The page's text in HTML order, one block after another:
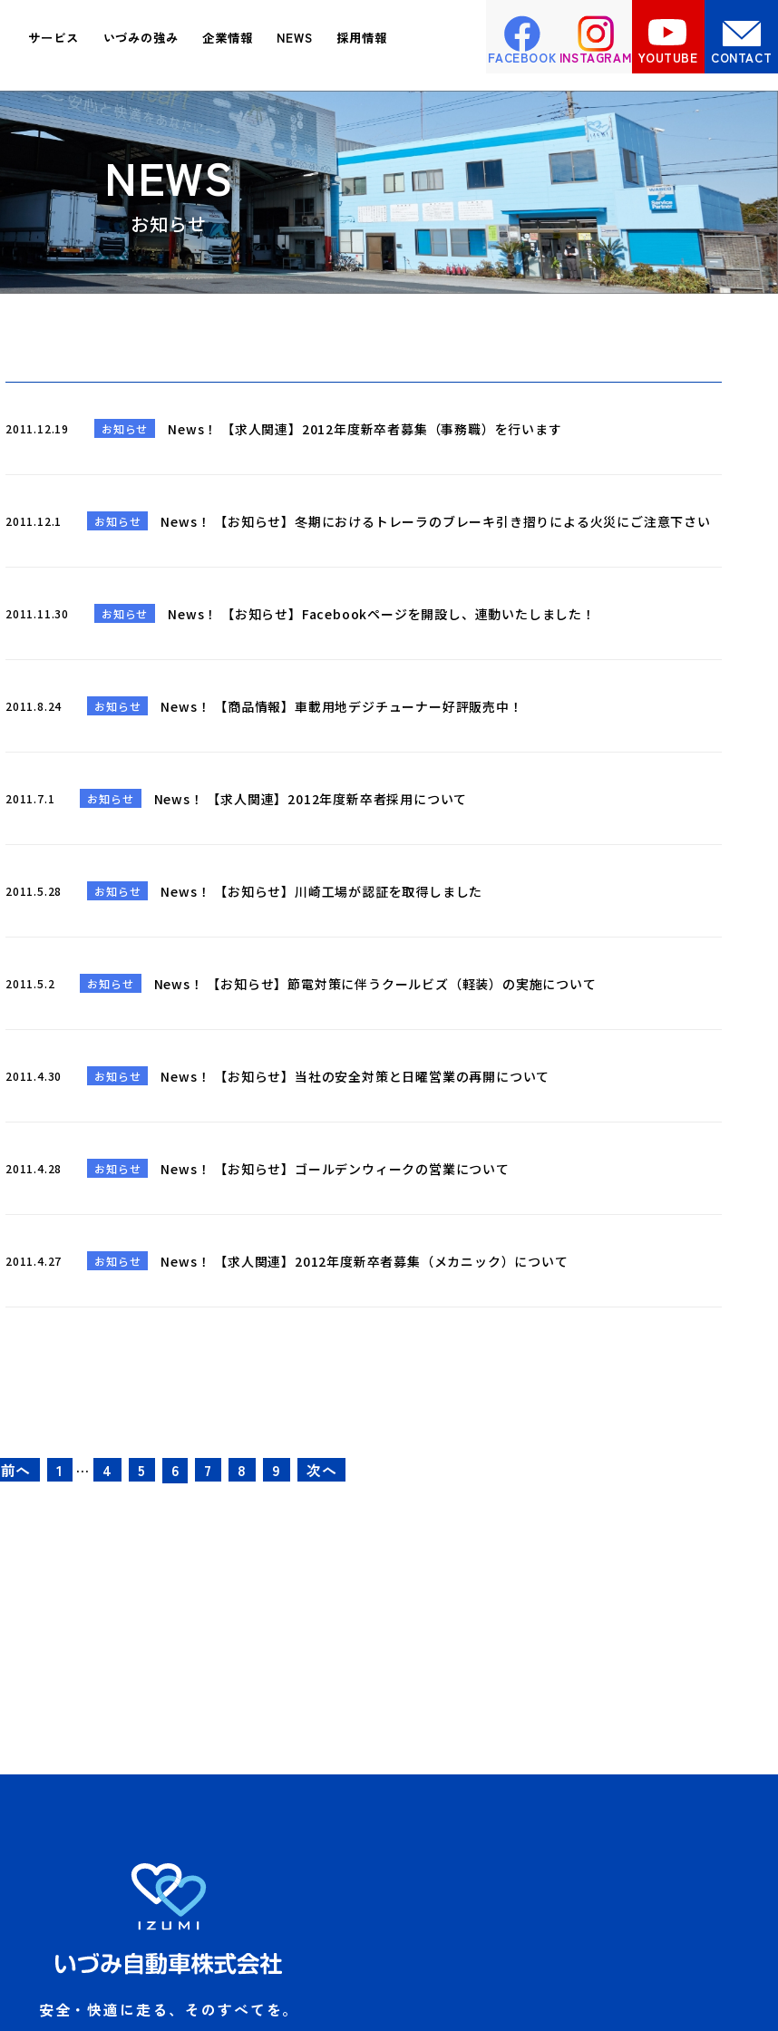
サービス いづみの強み 企業情報 NEWS
採用情報
FACEBOOK INSTAGRAM YOUTUBE CONTACT
NEWS
2011.12.19 お知らせ News！ 【求人関連】2012年度新卒者募集（事務職）を行います
2011.12.1 お知らせ News！ 【お知らせ】冬期におけるトレーラのブレーキ引き摺りによる火災にご注意下さい
2011.11.30 お知らせ News！ 【お知らせ】Facebookページを開設し、連動いたしました！
2011.8.24 お知らせ News！ 【商品情報】車載用地デジチューナー好評販売中！
2011.7.1 お知らせ News！ 【求人関連】2012年度新卒者採用について
2011.5.28 お知らせ News！ 【お知らせ】川崎工場が認証を取得しました
2011.5.2 お知らせ News！ 【お知らせ】節電対策に伴うクールビズ（軽装）の実施について
2011.4.30 お知らせ News！ 【お知らせ】当社の安全対策と日曜営業の再開について
2011.4.28 お知らせ News！ 【お知らせ】ゴールデンウィークの営業について
2011.4.27 お知らせ News！ 【求人関連】2012年度新卒者募集（メカニック）について
前へ 1 … 4 5 6 7 8 9 次へ
安全・快適に走る、そのすべてを。